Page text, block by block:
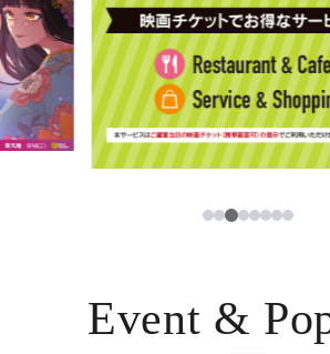
PARCOメンバーズ
JP
1234567
Event &